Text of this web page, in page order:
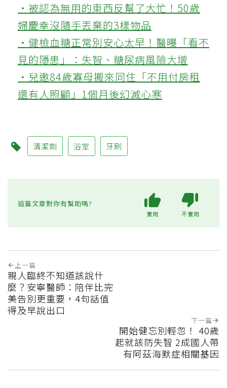
‧被認為無用的東西反幫了大忙！50歲
婦慶幸沒隨手丟棄的3樣物品
‧健檢血糖正常別安心太早！醫曝「看不
見的隱患」：失智、糖尿病風險大增
‧兒邀84歲寡母搬來同住「不用付房租
還有人照顧」1個月後幻滅心寒
清潔劑 浴室 牙刷
這篇文章對你有幫助嗎?
實用 不實用
上一篇
親人臨終不知道該說什
麼？安寧醫師：陪伴比完
美告別更重要，4句話值
得及早說出口
下一篇
開始健忘別輕忽！ 40歲
起就該防失智 2成國人帶
有阿茲海默症相關基因